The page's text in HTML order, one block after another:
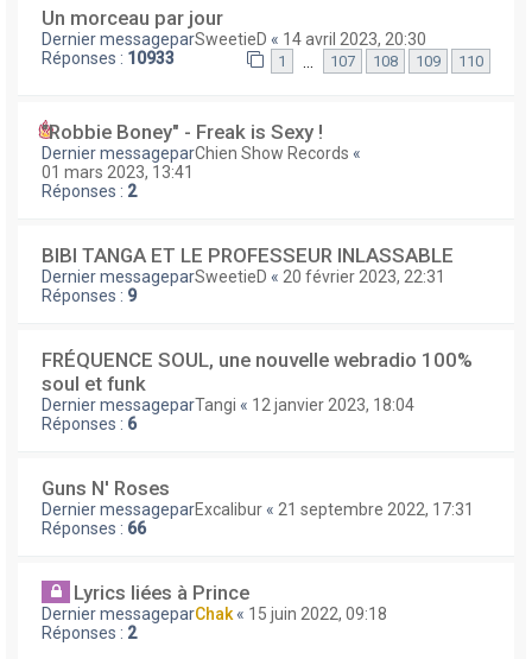
Un morceau par jour
Dernier messageparSweetieD « 14 avril 2023, 20:30
Réponses : 10933 1 107 108 109 110
"Robbie Boney" - Freak is Sexy !
Dernier messageparChien Show Records «
01 mars 2023, 13:41
Réponses : 2
BIBI TANGA ET LE PROFESSEUR INLASSABLE
Dernier messageparSweetieD « 20 février 2023, 22:31
Réponses : 9
FRÉQUENCE SOUL, une nouvelle webradio 100%
soul et funk
Dernier messageparTangi « 12 janvier 2023, 18:04
Réponses : 6
Guns N' Roses
Dernier messageparExcalibur « 21 septembre 2022, 17:31
Réponses : 66
Lyrics liées à Prince
Dernier messageparChak « 15 juin 2022, 09:18
Réponses : 2